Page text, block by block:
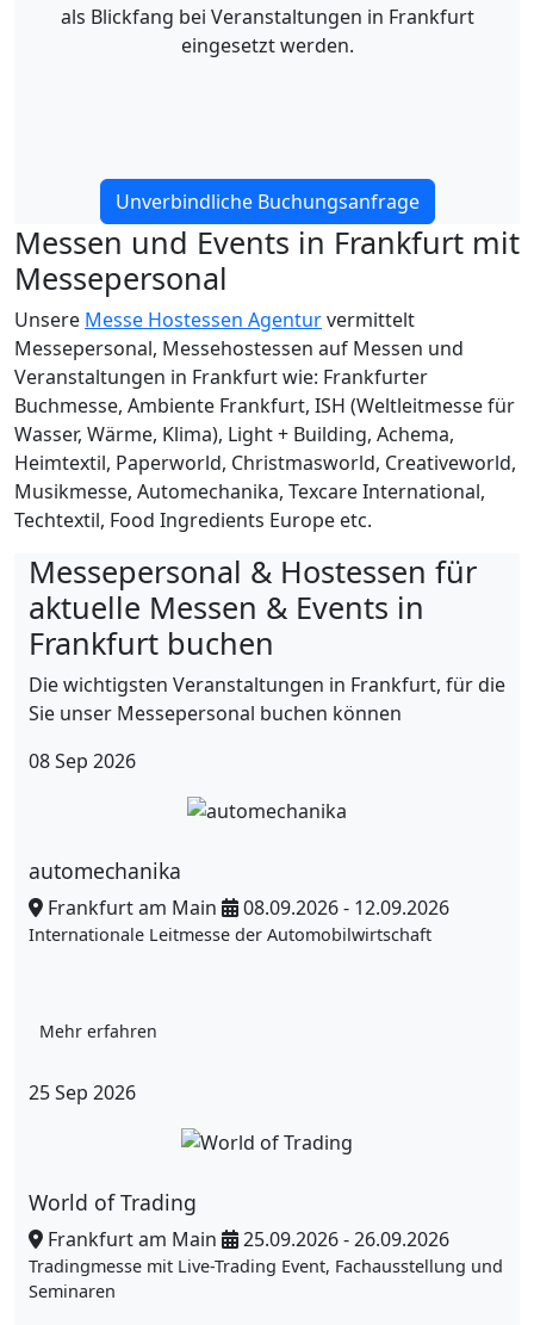
als Blickfang bei Veranstaltungen in Frankfurt
eingesetzt werden.
Unverbindliche Buchungsanfrage
Messen und Events in Frankfurt mit
Messepersonal
Unsere Messe Hostessen Agenturvermittelt
Messepersonal, Messehostessen auf Messen und
Veranstaltungen in Frankfurt wie: Frankfurter
Buchmesse, Ambiente Frankfurt, ISH (Weltleitmesse für
Wasser, Wärme, Klima), Light + Building, Achema,
Heimtextil, Paperworld, Christmasworld, Creativeworld,
Musikmesse, Automechanika, Texcare International,
Techtextil, Food Ingredients Europe etc.
Messepersonal & Hostessen für
aktuelle Messen & Events in
Frankfurt buchen
Die wichtigsten Veranstaltungen in Frankfurt, für die
Sie unser Messepersonal buchen können
08Sep 2026
automechanika
Frankfurt am Main 08.09.2026 - 12.09.2026
Internationale Leitmesse der Automobilwirtschaft
Mehr erfahren
25Sep 2026
World of Trading
Frankfurt am Main 25.09.2026 - 26.09.2026
Tradingmesse mit Live-Trading Event, Fachausstellung und
Seminaren